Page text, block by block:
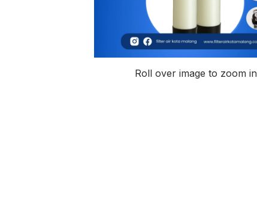
Roll over image to zoom in